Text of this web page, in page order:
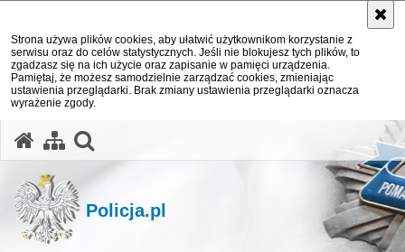
Strona używa plików cookies, aby ułatwić użytkownikom korzystanie z
serwisu oraz do celów statystycznych. Jeśli nie blokujesz tych plików, to
zgadzasz się na ich użycie oraz zapisanie w pamięci urządzenia.
Pamiętaj, że możesz samodzielnie zarządzać cookies, zmieniając
ustawienia przeglądarki. Brak zmiany ustawienia przeglądarki oznacza
wyrażenie zgody.
Policja.pl